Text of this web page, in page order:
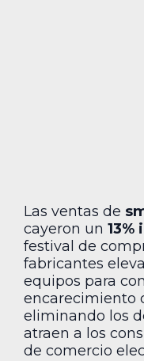
Las ventas de
cayeron un 13%
festival de
fabricantes
equipos para
encarecimiento
eliminando los
atraen a los
de comercio